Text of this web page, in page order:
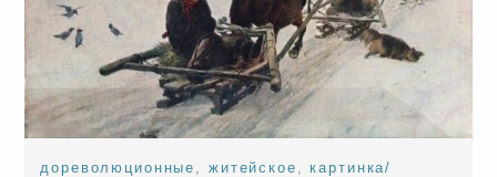
дореволюционные житейское ,картинка/